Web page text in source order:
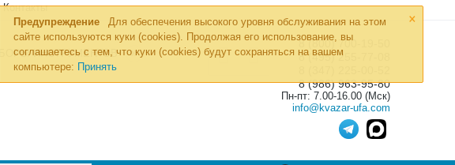
×
Предупреждение
Для обеспечения высокого уровня обслуживания на этом
сайте используются куки (cookies). Продолжая его использование, вы
соглашаетесь с тем, что куки (cookies) будут сохраняться на вашем
компьютере: Принять
Контакты
ИНСТРУМЕНТОВ »
8 (800) 700-19-50
8 (495) 255-77-08
8 (986) 963-95-80
Пн-пт: 7.00-16.00 (Мск)
info@kvazar-ufa.com